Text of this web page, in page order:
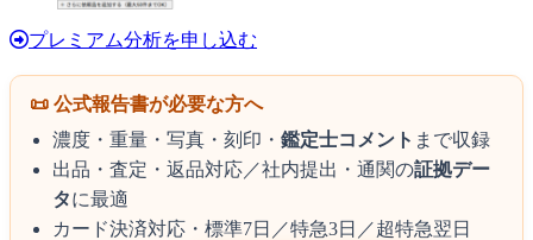
プレミアム分析を申し込む
📜 公式報告書が必要な方へ
濃度・重量・写真・刻印・鑑定士コメント まで収録
出品・査定・返品対応／社内提出・通関の証拠デー
タに最適
カード決済対応・標準7日／特急3日／超特急翌日